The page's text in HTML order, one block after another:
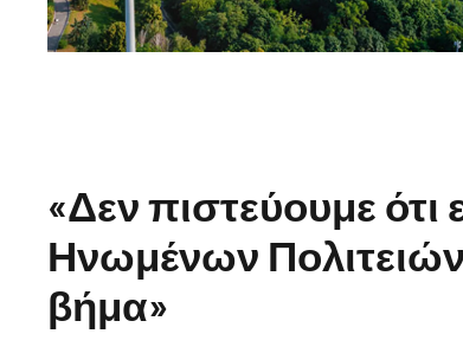
«Δεν πιστεύουμε
Ηνωμένων
βήμα»